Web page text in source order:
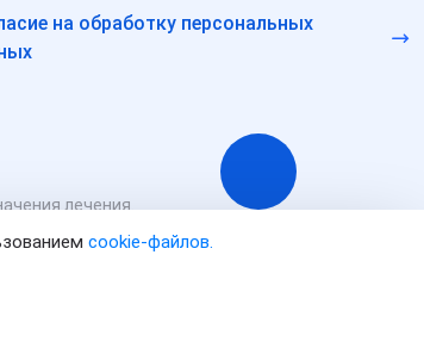
на обработку персональных
лечения.
носят исключительно информационный
cookie-файлов.